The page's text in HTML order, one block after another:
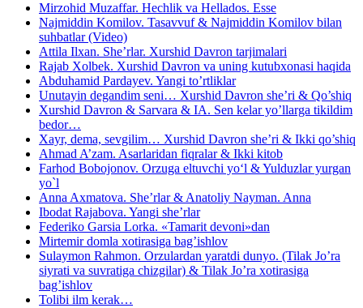
Mirzohid Muzaffar. Hechlik va Hellados. Esse
Najmiddin Komilov. Tasavvuf & Najmiddin Komilov bilan
suhbatlar (Video)
Attila Ilxan. She’rlar. Xurshid Davron tarjimalari
Rajab Xolbek. Xurshid Davron va uning kutubxonasi haqida
Abduhamid Pardayev. Yangi to’rtliklar
Unutayin degandim seni… Xurshid Davron she’ri & Qo’shiq
Xurshid Davron & Sarvara & IA. Sen kelar yo’llarga tikildim
bedor…
Xayr, dema, sevgilim… Xurshid Davron she’ri & Ikki qo’shiq
Ahmad A’zam. Asarlaridan fiqralar & Ikki kitob
Farhod Bobojonov. Orzuga eltuvchi yo‘l & Yulduzlar yurgan
yo`l
Anna Axmatova. She’rlar & Anatoliy Nayman. Anna
Ibodat Rajabova. Yangi she’rlar
Federiko Garsia Lorka. «Tamarit devoni»dan
Mirtemir domla xotirasiga bag’ishlov
Sulaymon Rahmon. Orzulardan yaratdi dunyo. (Tilak Jo’ra
siyrati va suvratiga chizgilar) & Tilak Jo’ra xotirasiga
bag’ishlov
Tolibi ilm kerak…